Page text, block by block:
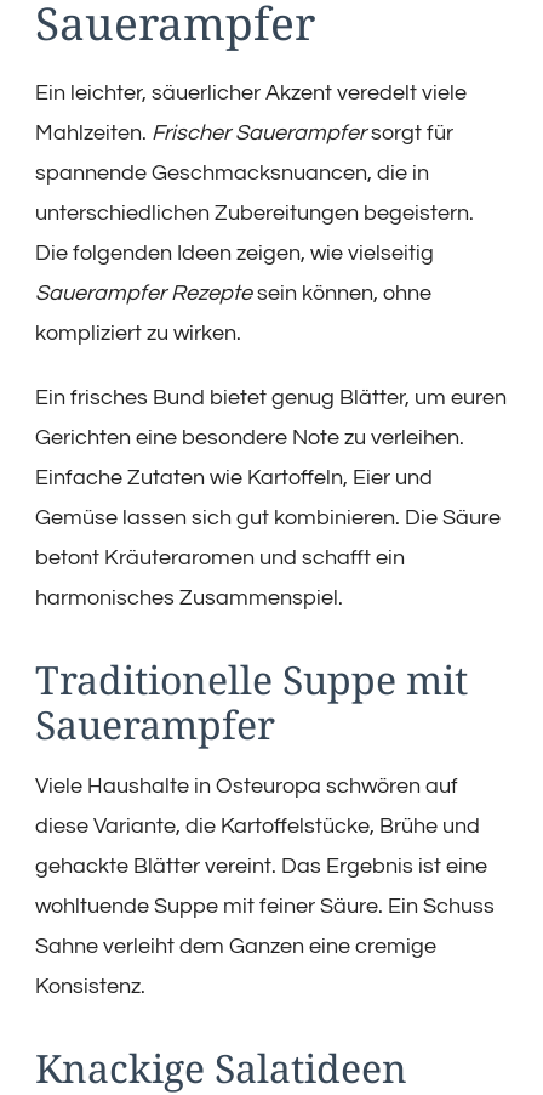
Sauerampfer
Ein leichter, säuerlicher Akzent veredelt viele
Mahlzeiten. Frischer Sauerampfersorgt für
spannende Geschmacksnuancen, die in
unterschiedlichen Zubereitungen begeistern.
Die folgenden Ideen zeigen, wie vielseitig
Sauerampfer Rezeptesein können, ohne
kompliziert zu wirken.
Ein frisches Bund bietet genug Blätter, um euren
Gerichten eine besondere Note zu verleihen.
Einfache Zutaten wie Kartoffeln, Eier und
Gemüse lassen sich gut kombinieren. Die Säure
betont Kräuteraromen und schafft ein
harmonisches Zusammenspiel.
Traditionelle Suppe mit
Sauerampfer
Viele Haushalte in Osteuropa schwören auf
diese Variante, die Kartoffelstücke, Brühe und
gehackte Blätter vereint. Das Ergebnis ist eine
wohltuende Suppe mit feiner Säure. Ein Schuss
Sahne verleiht dem Ganzen eine cremige
Konsistenz.
Knackige Salatideen